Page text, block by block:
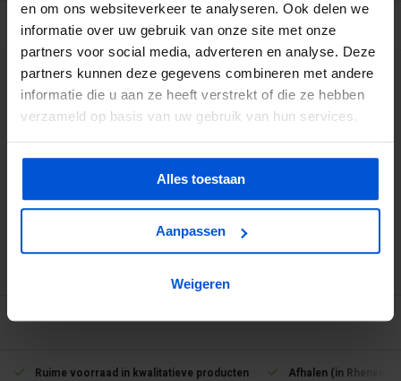
en om ons websiteverkeer te analyseren. Ook delen we
informatie over uw gebruik van onze site met onze
partners voor social media, adverteren en analyse. Deze
partners kunnen deze gegevens combineren met andere
informatie die u aan ze heeft verstrekt of die ze hebben
verzameld op basis van uw gebruik van hun services.
Alles toestaan
Aanpassen
Weigeren
BESCHRIJVING
WIJ HELPEN JE GRAAG
0317 358 228
info@dejonghandelsonderneming.nl
3194 klanten geven ons een 9.1 op
Ruime voorraad in kwalitatieve producten Afhalen (in Rhenen)